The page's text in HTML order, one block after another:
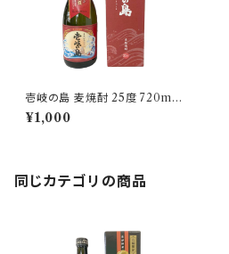
壱岐の島 麦焼酎 25度 720ml
【壱岐の蔵酒造】
¥1,000
同じカテゴリの商品